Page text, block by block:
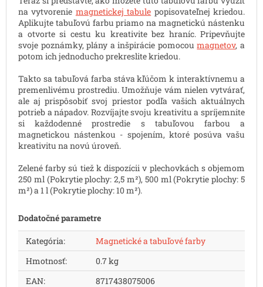
na vytvorenie magnetickej tabule popisovateľnej kriedou.
Aplikujte tabuľovú farbu priamo na magnetickú nástenku
a otvorte si cestu ku kreativite bez hraníc. Pripevňujte
svoje poznámky, plány a inšpirácie pomocoumagnetov, a
potom ich jednoducho prekreslite kriedou.
Takto sa tabuľová farba stáva kľúčom k interaktívnemu a
premenlivému prostrediu. Umožňuje vám nielen vytvárať,
ale aj prispôsobiť svoj priestor podľa vašich aktuálnych
potrieb a nápadov. Rozvíjajte svoju kreativitu a spríjemnite
si každodenné prostredie s tabuľovou farbou a
magnetickou nástenkou - spojením, ktoré posúva vašu
kreativitu na novú úroveň.
Zelené farby sú tiež k dispozícii v plechovkách s objemom
250 ml (Pokrytie plochy: 2,5 m²), 500 ml (Pokrytie plochy: 5
m²) a 1 l (Pokrytie plochy: 10 m²).
Dodatočné parametre
Kategória:
Magnetické a tabuľové farby
Hmotnosť:
0.7 kg
EAN: 8717438075006